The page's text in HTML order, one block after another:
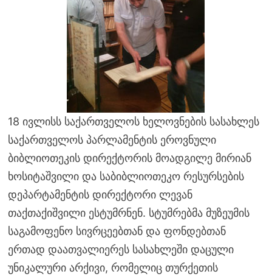
18 ივლისს საქართველოს ხელოვნების სასახლეს
საქართველოს პარლამენტის ეროვნული
ბიბლიოთეკის დირექტორის მოადგილე მირიან
ხოსიტაშვილი და საბიბლიოთეკო რესურსების
დეპარტამენტის დირექტორი ლევან
თაქთაქიშვილი ესტუმრნენ. სტუმრებმა მუზეუმის
საგამოფენო სივრცეებთან და ფონდებთან
ერთად დაათვალიერეს სასახლეში დაცული
უნიკალური არქივი, რომელიც თურქეთის